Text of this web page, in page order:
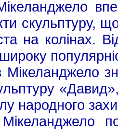
скульптуру,
на колінах.
Мікеланджело
народного